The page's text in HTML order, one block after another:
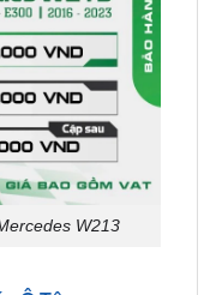
W213
Ô Tô